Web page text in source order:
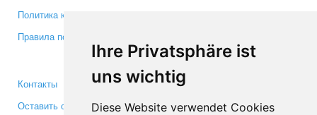
Ihre Privatsphäre ist
uns wichtig
Diese Website verwendet Cookies
Политика конфиденциальности
Правила пользования
Медиа
Контакты
Оставить отзыв
Facebook
Twitter